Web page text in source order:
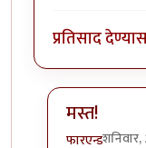
प्रतिसाद
मस्त!
फारएन्ड